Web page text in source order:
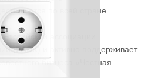
по всей стране.
ассоциации
(РАЭК
) и активно поддерживает
бизнеса «Честная